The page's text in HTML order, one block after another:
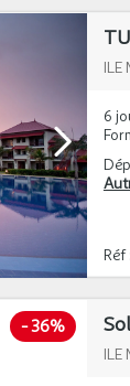
ILE
6
Réf
-36%
ILE